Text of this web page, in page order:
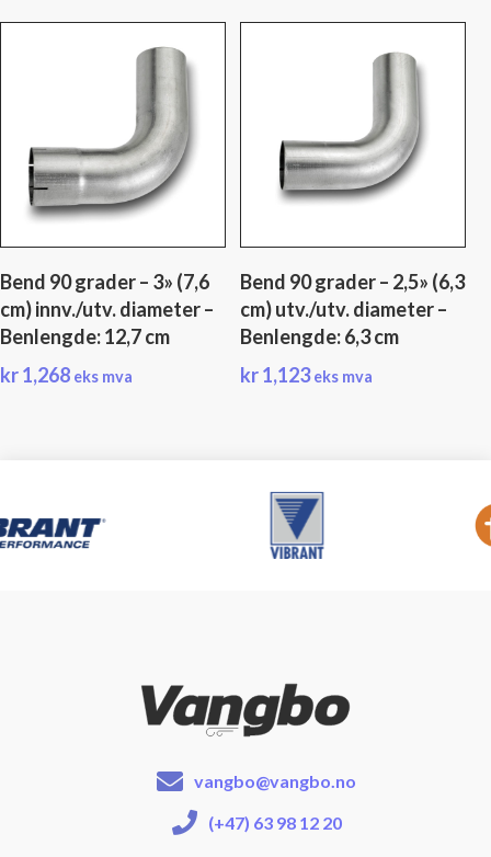
Bend 90 grader – 3» (7,6
cm) innv./utv. diameter –
Benlengde: 12,7 cm
kr1,268 eks mva
Bend 90 grader – 2,5» (6,3
cm) utv./utv. diameter –
Benlengde: 6,3 cm
kr1,123 eks mva
vangbo@vangbo.no
(+47) 63 98 12 20